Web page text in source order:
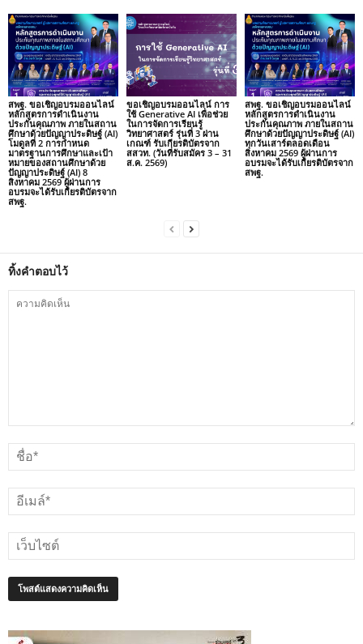
สพฐ. ขอเชิญอบรมออนไลน์
หลักสูตรการดำเนินงาน
ประกันคุณภาพ ภายในสถาน
ศึกษาด้วยปัญญาประดิษฐ์ (AI)
โมดูลที่ 2 การกำหนด
มาตรฐานการศึกษาและเป้า
หมายของสถานศึกษาด้วย
ปัญญาประดิษฐ์ (AI) 8
สิงหาคม 2569 ผู้ผ่านการ
อบรมจะได้รับเกียรติบัตรจาก
สพฐ.
ขอเชิญอบรมออนไลน์ การ
ใช้ Generative AI เพื่อช่วย
ในการจัดการเรียนรู้
วิทยาศาสตร์ รุ่นที่ 3 ผ่าน
เกณฑ์ รับเกียรติบัตรจาก
สสวท. (วันที่รับสมัคร 3 – 31
ส.ค. 2569)
สพฐ. ขอเชิญอบรมออนไลน์
หลักสูตรการดำเนินงาน
ประกันคุณภาพ ภายในสถาน
ศึกษาด้วยปัญญาประดิษฐ์ (AI)
ทุกวันเสาร์ตลอดเดือน
สิงหาคม 2569 ผู้ผ่านการ
อบรมจะได้รับเกียรติบัตรจาก
สพฐ.
ทิ้งคำตอบไว้